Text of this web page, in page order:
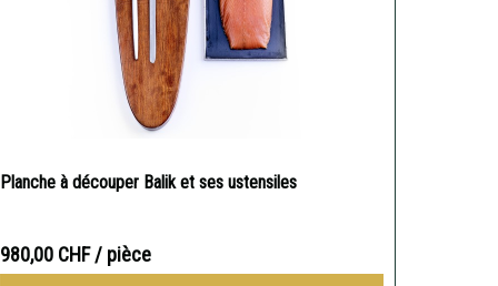
Planche à découper Balik et ses ustensiles
980,00 CHF/ pièce